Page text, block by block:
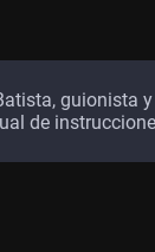
guionista
de